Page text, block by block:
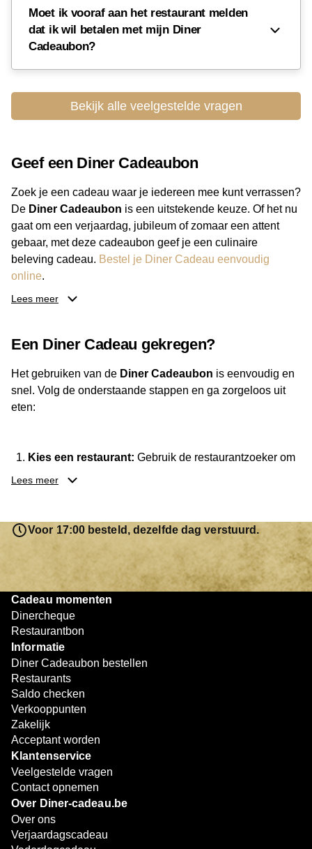
Bekijk hieralle deelnemende restaurants in Friesland
reserveer vandaag nog je plekje.
Moet ik vooraf aan het restaurant melden
dat ik wil betalen met mijn Diner
Cadeaubon?
Bekijk alle veelgestelde vragen
Geef een Diner Cadeaubon
Zoek je een cadeau waar je iedereen mee kunt verrassen?
De Diner Cadeaubon is een uitstekende keuze. Of het nu
gaat om een verjaardag, jubileum of zomaar een attent
gebaar, met deze cadeaubon geef je een culinaire
beleving cadeau. Bestel je Diner Cadeau eenvoudig
online.
het bedrag, zodat de cadeaubon altijd past bij je budget.
goed ontvangen wordt.
Lees meer
Een Diner Cadeau gekregen?
Het gebruiken van de Diner Cadeaubon is eenvoudig en
snel. Volg de onderstaande stappen en ga zorgeloos uit
eten:
Kies een restaurant: Gebruik de restaurantzoeker om
Reserveer je tafel:Neem indien nodig vooraf contact
op met het restaurant om te reserveren.
Geniet van je diner:
Neem je Diner Cadeaubon mee
en lever deze in bij het afrekenen.
Betaal eventueel bij:Is het saldo op de cadeaubon
eenvoudig bijbetalen met een andere betaalmethode.
Zo eenvoudig werkt het. Of je nu met z’n tweeën dineert of
gezellig uit eten gaat met vrienden, met de Diner
Cadeaubon geniet je altijd van een smakelijk moment.
Lees meer
Voor 17:00 besteld, dezelfde dag verstuurd.
Cadeau momenten
Dinercheque
Restaurantbon
Informatie
Diner Cadeaubon bestellen
Restaurants
Saldo checken
Verkooppunten
Zakelijk
Acceptant worden
Klantenservice
Veelgestelde vragen
Contact opnemen
Over Diner-cadeau.be
Over ons
Verjaardagscadeau